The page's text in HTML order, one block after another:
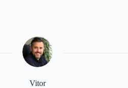
Vitor